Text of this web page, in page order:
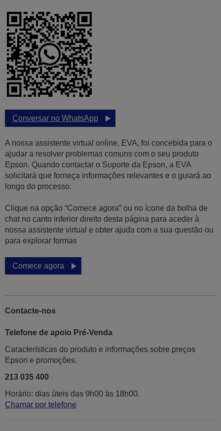
Conversar no WhatsApp
A nossa assistente virtual online, EVA, foi concebida para o
ajudar a resolver problemas comuns com o seu produto
Epson. Quando contactar o Suporte da Epson, a EVA
solicitará que forneça informações relevantes e o guiará ao
longo do processo.
Clique na opção “Comece agora” ou no ícone da bolha de
chat no canto inferior direito desta página para aceder à
nossa assistente virtual e obter ajuda com a sua questão ou
para explorar formas
Comece agora
Contacte-nos
Telefone de apoio Pré-Venda
Características do produto e informações sobre preços
Epson e promoções.
213 035 400
Horário: dias úteis das 9h00 às 18h00.
Chamar por telefone